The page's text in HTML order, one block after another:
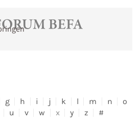
g h i j k l m n
o
u v w x y z #